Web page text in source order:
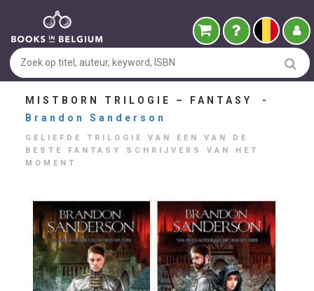
MISTBORN TRILOGIE – FANTASY -
Brandon Sanderson
GELIEFDE TRILOGIE VAN EEN VAN DE
BESTE FANTASY SCHRIJVERS VAN HET
MOMENT